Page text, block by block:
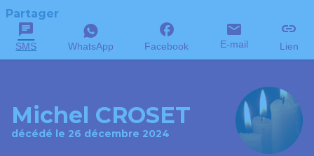
Partager
SMS WhatsApp Facebook E-mail Lien
Michel CROSET
décédé le 26 décembre 2024